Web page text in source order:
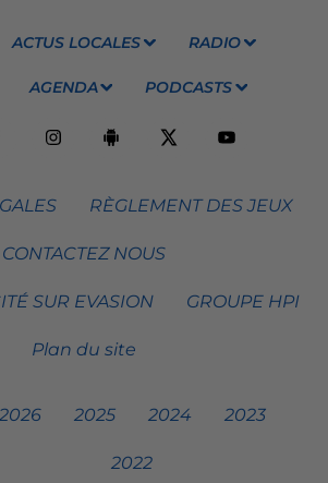
ACTUS LOCALES RADIO
AGENDA PODCASTS
RÈGLEMENT DES JEUX
CONTACTEZ NOUS
SUR EVASION GROUPE HPI
Plan du site
2026 2025 2024 2023
2022